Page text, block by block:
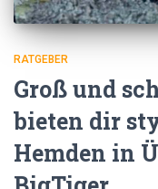
RATGEBER
Groß und
bieten dir
Hemden in